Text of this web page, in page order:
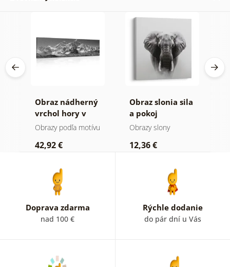
Obraz nádherný
vrchol hory v
čiernobielom
Obrazy podľa motívu
42,92 €
Obraz slonia sila
a pokoj
Obrazy slony
12,36 €
Doprava zdarma
nad 100 €
Rýchle dodanie
do pár dní u Vás